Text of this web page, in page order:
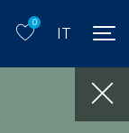
0
IT